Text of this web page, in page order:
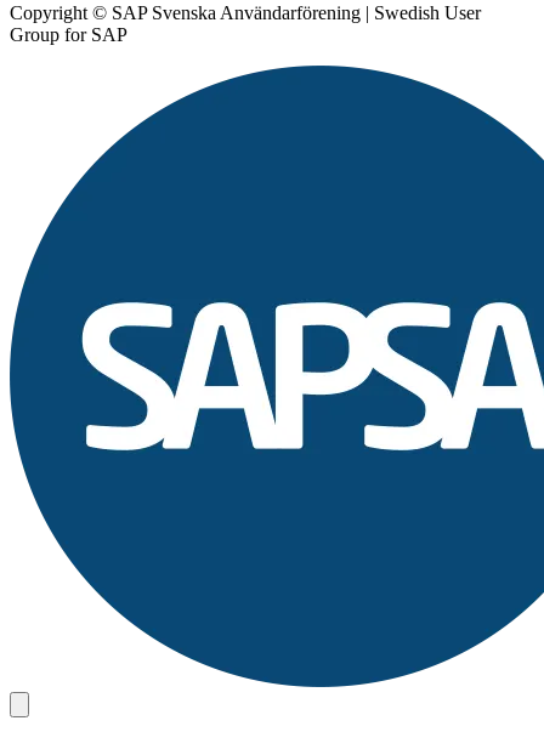
Copyright © SAP Svenska Användarförening | Swedish User
Group for SAP